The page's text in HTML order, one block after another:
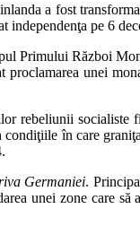
a fost
independenţa pe 6
Primului Război
unei
socialiste
în care
Germaniei.
unei zone care